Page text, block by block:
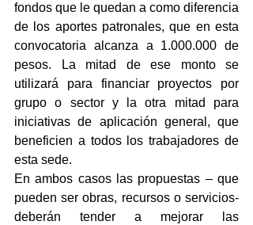
fondos que le quedan a como diferencia
de los aportes patronales, que en esta
convocatoria alcanza a 1.000.000 de
pesos. La mitad de ese monto se
utilizará para financiar proyectos por
grupo o sector y la otra mitad para
iniciativas de aplicación general, que
beneficien a todos los trabajadores de
esta sede.
En ambos casos las propuestas – que
pueden ser obras, recursos o servicios-
deberán tender a mejorar las